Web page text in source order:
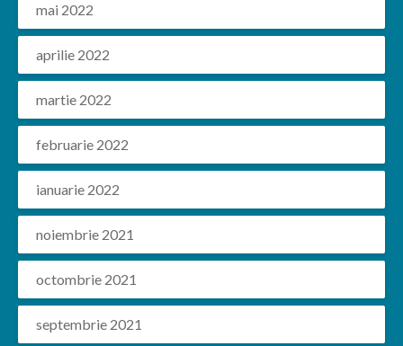
mai 2022
aprilie 2022
martie 2022
februarie 2022
ianuarie 2022
noiembrie 2021
octombrie 2021
septembrie 2021